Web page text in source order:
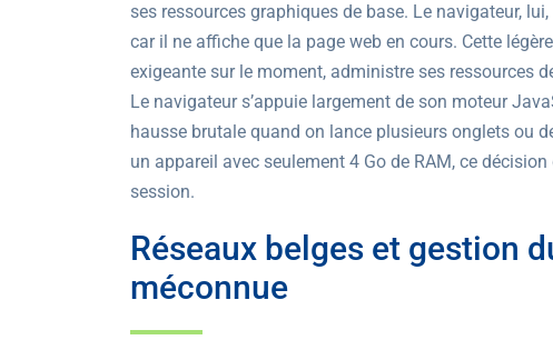
ses ressources graphiques de base. Le navigateur,
car il ne affiche que la page web en cours. Cette
exigeante sur le moment, administre ses ressources
Le navigateur s’appuie largement de son moteur
hausse brutale quand on lance plusieurs onglets ou
un appareil avec seulement 4 Go de RAM, ce
session.
Réseaux belges et gestion
méconnue